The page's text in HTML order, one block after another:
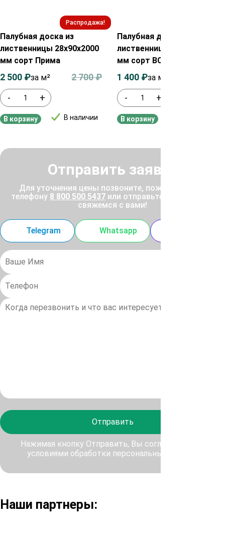
Распродажа!
Палубная доска из
лиственницы 28х90х2000
мм сорт Прима
- +
В наличии
2 700₽
2 500 ₽за м²
В корзину
Палубная доска из
лиственницы 28х115х2000
мм сорт ВС
- +
1 400 ₽за м2
В корзину
Отправить заявку
Для уточнения цены позвоните, пожалуйста, по
телефону 8 800 500 5437 или отправьте заявку, и мы
свяжемся с вами!
Telegram Whatsapp
Отправить
Нажимая кнопку Отправить, Вы соглашаетесь с
условиями обработки персональных данных
Наши партнеры: